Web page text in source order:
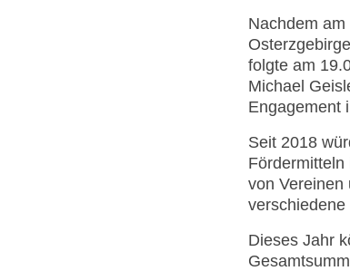
Nachdem
folgte am
Michael
Engagement
Seit 2018
von Vereinen
Dieses Jahr